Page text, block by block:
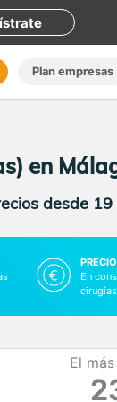
Plan empresas
en
desde 19
En
cirugías
El